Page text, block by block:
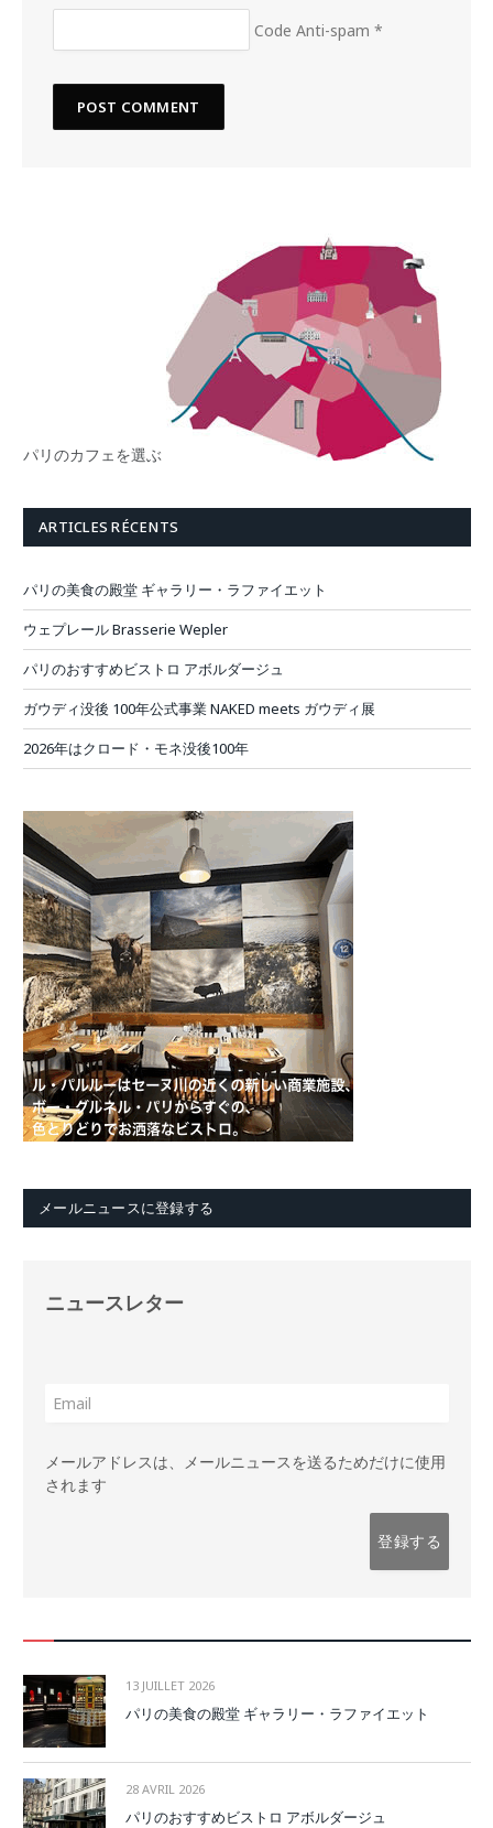
Code Anti-spam *
パリのカフェを選ぶ
ARTICLES RÉCENTS
パリの美食の殿堂 ギャラリー・ラファイエット
ウェプレール Brasserie Wepler
パリのおすすめビストロ アボルダージュ
ガウディ没後 100年公式事業 NAKED meets ガウディ展
2026年はクロード・モネ没後100年
メールニュースに登録する
ニュースレター
メールアドレスは、メールニュースを送るためだけに使用
されます
13 JUILLET 2026
パリの美食の殿堂 ギャラリー・ラファイエット
28 AVRIL 2026
パリのおすすめビストロ アボルダージュ